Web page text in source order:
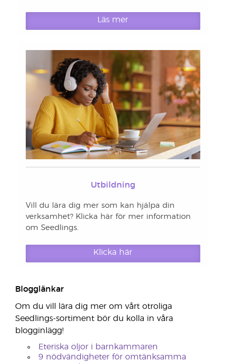
Läs mer
Utbildning
Vill du lära dig mer som kan hjälpa din
verksamhet? Klicka här för mer information
om Seedlings.
Klicka här
Blogglänkar
Om du vill lära dig mer om vårt otroliga
Seedlings-sortiment bör du kolla in våra
blogginlägg!
Eteriska oljor i barnkammaren
9 nödvändigheter för omtänksamma